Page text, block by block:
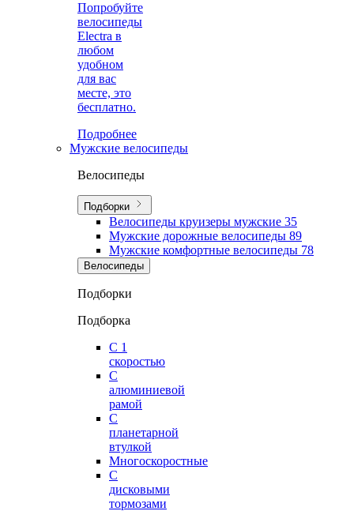
Попробуйте
велосипеды
Electra в
любом
удобном
для вас
месте, это
бесплатно.
Подробнее
Мужские велосипеды
Велосипеды
Подборки
Велосипеды круизеры мужские 35
Мужские дорожные велосипеды 89
Мужские комфортные велосипеды 78
Велосипеды
Подборки
Подборка
С 1
скоростью
С
алюминиевой
рамой
С
планетарной
втулкой
Многоскоростные
С
дисковыми
тормозами